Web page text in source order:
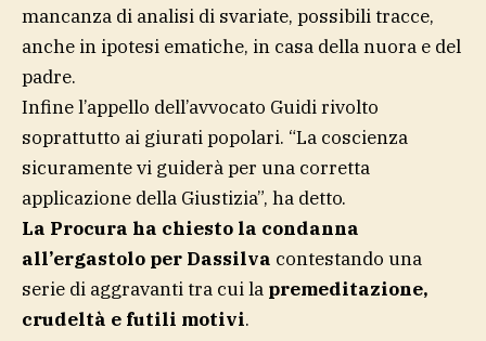
mancanza di analisi di svariate, possibili tracce,
anche in ipotesi ematiche, in casa della nuora e del
padre.
Infine l’appello dell’avvocato Guidi rivolto
soprattutto ai giurati popolari. “La coscienza
sicuramente vi guiderà per una corretta
applicazione della Giustizia”, ha detto.
La Procura ha chiesto la condanna
all’ergastolo per Dassilva contestando una
serie di aggravanti tra cui la premeditazione,
crudeltà e futili motivi.